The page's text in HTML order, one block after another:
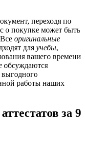
переходя по
о покупке может быть
оригинальные
для учебы,
вашего времени
обсуждаются
работы наших
за 9